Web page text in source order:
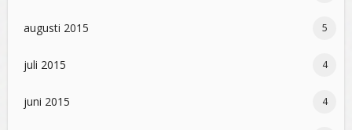
augusti 2015 5
juli 2015 4
juni 2015 4